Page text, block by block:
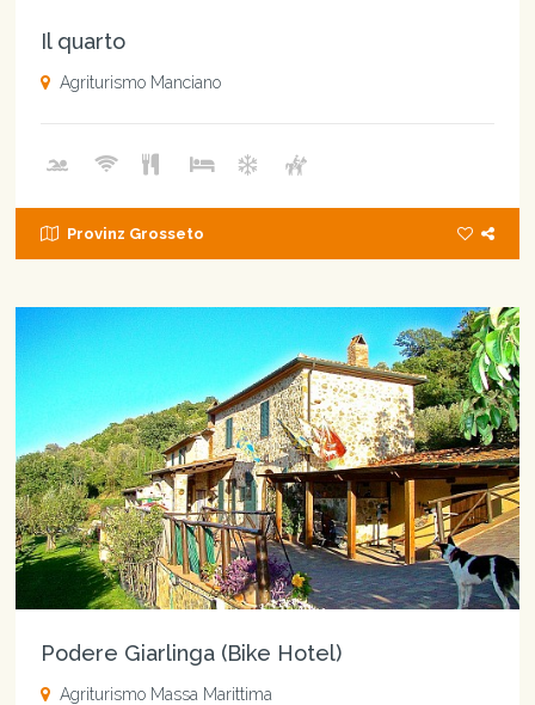
Il quarto
Agriturismo Manciano
Provinz Grosseto
Podere Giarlinga (Bike Hotel)
Agriturismo Massa Marittima